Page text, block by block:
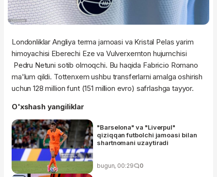
Londonliklar Angliya terma jamoasi va Kristal Pelas yarim
himoyachisi Eberechi Eze va Vulverxemton hujumchisi
Pedru Netuni sotib olmoqchi. Bu haqida Fabricio Romano
ma'lum qildi. Tottenxem ushbu transferlarni amalga oshirish
uchun 128 million funt (151 million evro) safrlashga tayyor.
O'xshash yangiliklar
"Barselona" va "Liverpul"
qiziqqan futbolchi jamoasi bilan
shartnomani uzaytiradi
bugun, 00:29 0